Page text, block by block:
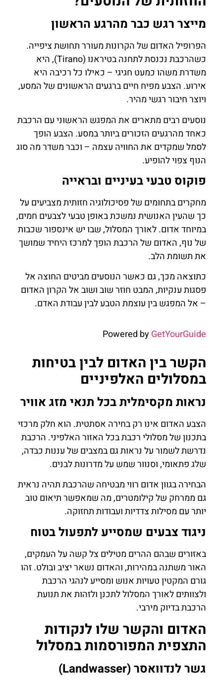
מייצר רגש כבר מהרגע הראשון
הפרופיל האדום של הקרונות מעורר תחושת ציפייה.
כשהרכבת נכנסת לתחנה בטיראנו (Tirano), היא
משדרת משהו כמעט חגיגי – כאילו כל רכיבה היא
אירוע. הצבע מפיח חיים ברגעים הראשונים של המסע,
ויוצר חיבור רגשי מהיר.
נוסעים רבים מתארים את המפגש הראשוני עם הרכבת
כאחד מהרגעים הזכורים ביותר במסע. הצבע הופך
לסמל שמקדים את החוויה עצמה – וכבר משדר מה סוג
הנוף צפוי להופיע.
פוקוס טבעי בעיניים ובראייה
מחקרים בתחומים של פסיכולוגיה חזותית מצביעים על
כך שהעין האנושית נמשכת באופן טבעי לצבעים חמים,
במיוחד אדום. לאורך המסלול, שבו יש אינספור שכבות
של נוף, האדום של הרכבת הופך למרכז היחיד שמושך
את תשומת הלב.
כתוצאה מכך, גם כאשר הנוסעים מביטים החוצה אל
פסגות ענקיות, המבט חוזר שוב ושוב אל הקרון האדום
– אל המפגש בין עוצמת הטבע לבין עבודת האדם.
Powered byGetYourGuide
הקשר בין האדום לבין בטיחות
במסלולים האלפיניים
נראות מקסימלית בכל תנאי מזג אוויר
הצבע האדום אינו רק בחירה אסתטית. הוא חלק מרכזי
בתכנון של מסלולי רכבת בכל האזור האלפיני. הרכבת
נדרשת לשמור על נראות גם במצבים של עננות כבדה,
שלג פתאומי, וסנוור שמש על מדרונות לבנים.
הבחירה בגוון אדום רווי מבטיחה שהרכבת תהיה נראית
גם ממרחק של קילומטרים, מה שמאפשר תיאום טוב
יותר עם מסילות צדדיות ועבודות תחזוקה.
ניגוד צבעים שמסייע לתפעול בטוח
באזורים שבהם ההרים מטילים צל קשה על העמקים,
האור משתנה במהירות, והאדום נשאר יציב ובולט. זהו
גורם המקטין טעויות אנוש ומסייע לנהגי הרכבת
ולצוותים לאורך המסלול לתכנן ולזהות את תנועת
הרכבת בדיוק מירבי.
האדום והקשר שלו לנקודות
התצפית המפורסמות במסלול
גשר לנדוואסר (Landwasser)